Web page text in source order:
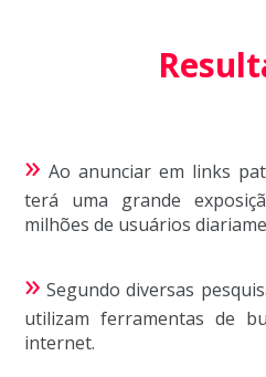
» Ao anunciar em links
terá uma grande
milhões de usuários
» Segundo diversas
utilizam ferramentas de
internet.